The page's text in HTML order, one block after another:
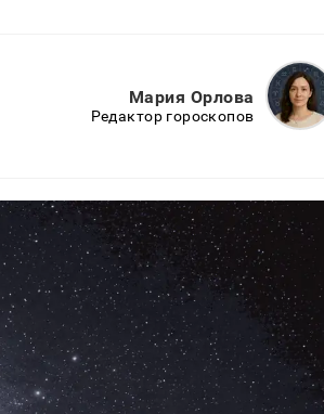
Мария Орлова
Редактор гороскопов